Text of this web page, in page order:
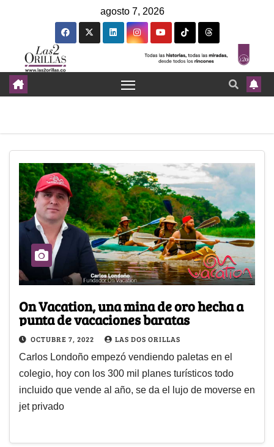
agosto 7, 2026
On Vacation, una mina de oro hecha a
punta de vacaciones baratas
OCTUBRE 7, 2022 LAS DOS ORILLAS
Carlos Londoño empezó vendiendo paletas en el
colegio, hoy con los 300 mil planes turísticos todo
incluido que vende al año, se da el lujo de moverse en
jet privado